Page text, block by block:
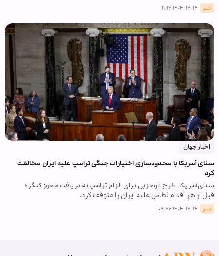
خبر ۱۴۰۴-۱۲-۱۴ ۱۱:۱۲
اخبار جهان
سنای آمریکا با محدودسازی اختیارات جنگی ترامپ علیه ایران مخالفت
کرد
سنای آمریکا، طرح دوحزبی برای الزام ترامپ به دریافت مجوز کنگره
قبل از هر اقدام نظامی علیه ایران را متوقف کرد.
خبر ۱۴۰۴-۱۲-۱۴ ۰۸:۲۷